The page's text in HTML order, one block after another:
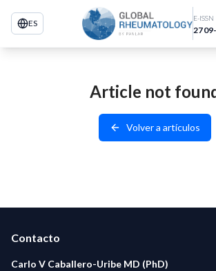
ES E-ISSN
Article not
Volver a artículos
Contacto
Carlo V Caballero-Uribe MD (PhD)